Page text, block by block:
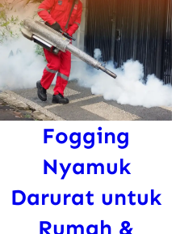
Fogging
Nyamuk
Darurat untuk
Rumah &